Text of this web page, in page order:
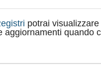
potrai
aggiornamenti quando